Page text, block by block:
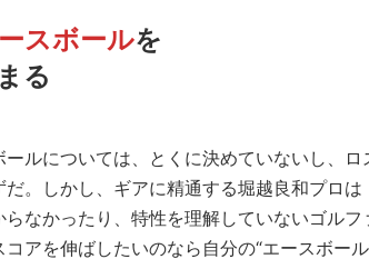
スボールを
る
ルについては、とくに決めていないし、ロ
。しかし、ギアに精通する堀越良和プロ
なかったり、特性を理解していないゴル
アを伸ばしたいのなら自分の“エースボー